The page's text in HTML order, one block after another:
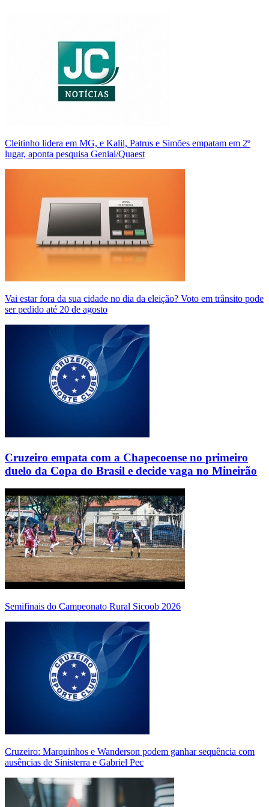
Cleitinho lidera em MG, e Kalil, Patrus e Simões empatam em 2º
lugar, aponta pesquisa Genial/Quaest
Vai estar fora da sua cidade no dia da eleição? Voto em trânsito pode
ser pedido até 20 de agosto
Cruzeiro empata com a Chapecoense no primeiro
duelo da Copa do Brasil e decide vaga no Mineirão
Semifinais do Campeonato Rural Sicoob 2026
Cruzeiro: Marquinhos e Wanderson podem ganhar sequência com
ausências de Sinisterra e Gabriel Pec